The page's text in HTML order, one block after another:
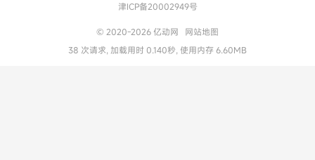
津ICP备20002949号
© 2020-2026亿动网
网站地图
38 次请求, 加载用时 0.140秒, 使用内存 6.60MB